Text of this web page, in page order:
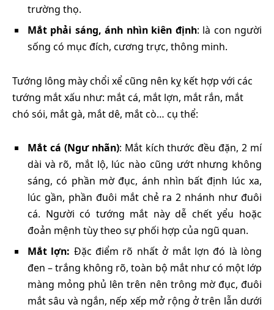
trường thọ.
Mắt phải sáng, ánh nhìn kiên định: là con người
sống có mục đích, cương trực, thông minh.
Tướng lông mày chổi xể cũng nên kỵ kết hợp với các
tướng mắt xấu như: mắt cá, mắt lợn, mắt rắn, mắt
chó sói, mắt gà, mắt dê, mắt cò… cụ thể:
Mắt cá (Ngư nhãn): Mắt kích thước đều đặn, 2 mí
dài và rõ, mắt lộ, lúc nào cũng ướt nhưng không
sáng, có phần mờ đục, ánh nhìn bất định lúc xa,
lúc gần, phần đuôi mắt chẻ ra 2 nhánh như đuôi
cá. Người có tướng mắt này dễ chết yểu hoặc
đoản mệnh tùy theo sự phối hợp của ngũ quan.
Mắt lợn: Đặc điểm rõ nhất ở mắt lợn đó là lòng
đen – trắng không rõ, toàn bộ mắt như có một lớp
màng mỏng phủ lên trên nên trông mờ đục, đuôi
mắt sâu và ngắn, nếp xếp mở rộng ở trên lẫn dưới